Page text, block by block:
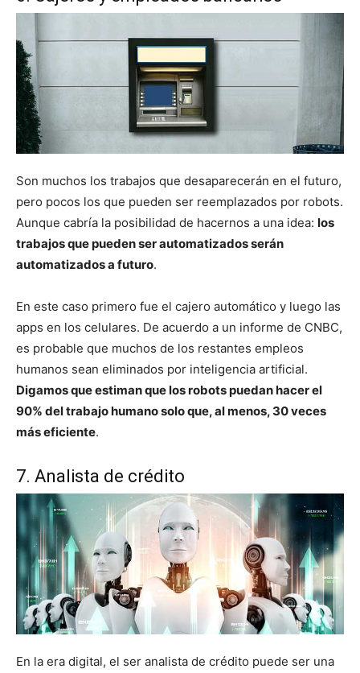
Son muchos los trabajos que desaparecerán en el futuro,
pero pocos los que pueden ser reemplazados por robots.
Aunque cabría la posibilidad de hacernos a una idea: los
trabajos que pueden ser automatizados serán
automatizados a futuro.
En este caso primero fue el cajero automático y luego las
apps en los celulares. De acuerdo a un informe de CNBC,
es probable que muchos de los restantes empleos
humanos sean eliminados por inteligencia artificial.
Digamos que estiman que los robots puedan hacer el
90% del trabajo humano solo que, al menos, 30 veces
más eficiente.
7. Analista de crédito
En la era digital, el ser analista de crédito puede ser una